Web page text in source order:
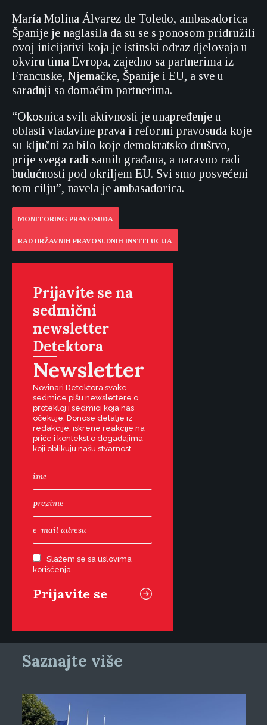
María Molina Álvarez de Toledo, ambasadorica
Španije je naglasila da su se s ponosom pridružili
ovoj inicijativi koja je istinski odraz djelovaja u
okviru tima Evropa, zajedno sa partnerima iz
Francuske, Njemačke, Španije i EU, a sve u
saradnji sa domaćim partnerima.
“Okosnica svih aktivnosti je unapređenje u
oblasti vladavine prava i reformi pravosuđa koje
su ključni za bilo koje demokratsko društvo,
prije svega radi samih građana, a naravno radi
budućnosti pod okriljem EU. Svi smo posvećeni
tom cilju”, navela je ambasadorica.
MONITORING PRAVOSUĐA
RAD DRŽAVNIH PRAVOSUDNIH INSTITUCIJA
Prijavite se na
sedmični
newsletter
Detektora
Newsletter
Novinari Detektora svake
sedmice pišu newslettere o
protekloj i sedmici koja nas
očekuje. Donose detalje iz
redakcije, iskrene reakcije na
priče i kontekst o događajima
koji oblikuju našu stvarnost.
Slažem se sa uslovima
korišćenja
Saznajte više